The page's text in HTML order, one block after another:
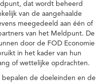
dat wordt beheerd
van de aangehaalde
meegedeeld aan één of
van het Meldpunt. De
door de FOD Economie
in het kader van hun
of wettelijke opdrachten.
de doeleinden en de